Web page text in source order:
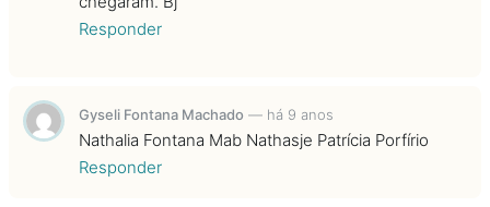
Responder
Gyseli Fontana Machado — há 9 anos
Nathalia Fontana Mab Nathasje Patrícia Porfírio
Responder